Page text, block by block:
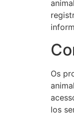
Os
los